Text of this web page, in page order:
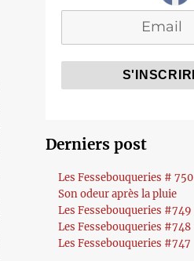
Derniers post
Les Fessebouqueries # 750
Son odeur après la pluie
Les Fessebouqueries #749
Les Fessebouqueries #748
Les Fessebouqueries #747